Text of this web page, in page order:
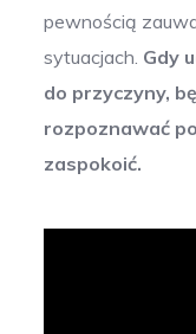
pewnością
sytuacjach. Gdy
do przyczyny,
rozpoznawać
zaspokoić.